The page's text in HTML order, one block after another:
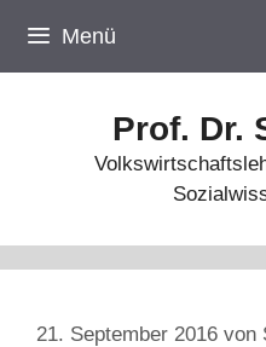
Inhalt
springen
Menü
Prof. Dr.
21. September 2016 von